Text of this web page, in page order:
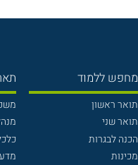
מחפש ללמוד
תואר ראשון
תואר שני
הכנה לבגרות
מכינות